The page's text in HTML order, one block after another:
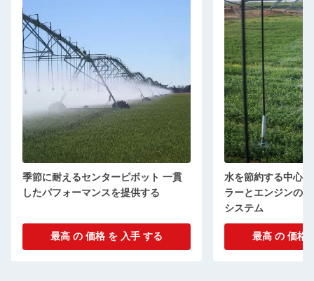
季節に耐えるセンターピボット 一貫
したパフォーマンスを提供する
最高 の 価格 を 入手 する
水を節約する中心
ラーとエンジンの
システム
最高 の 価格